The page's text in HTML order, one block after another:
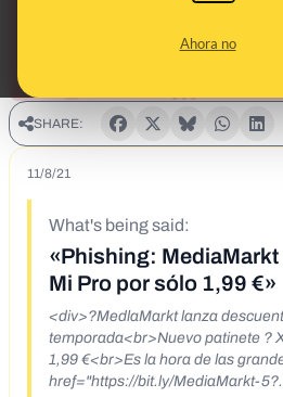
Ahora no
SHARE:
11/8/21
What's being said:
«Phishing:
Mi Pro por sólo 1,99 €»
<div>?MedlaMarkt lanza
temporada<br>Nuevo patinete ?
1,99 €<br>Es la hora de las
href="https://bit.ly/MediaMarkt-5?